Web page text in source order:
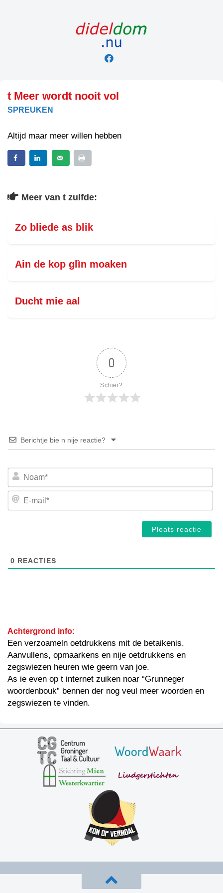
t Meer wordt nooit vol
SPREUKEN
Altijd maar meer willen hebben
Meer van t zulfde:
Zo bliede as blik
Ain de kop glìn moaken
Ducht mie aal
0
Schier?
Berichtje bie n nije reactie?
E-
0 REACTIES
Achtergrond info:
Een verzoameln oetdrukkens mit de betaikenis.
Aanvullens, opmaarkens en nije oetdrukkens en
zegswiezen heuren wie geern van joe.
As ie even op t internet zuiken noar “Grunneger
woordenbouk” bennen der nog veul meer woorden en
zegswiezen te vinden.